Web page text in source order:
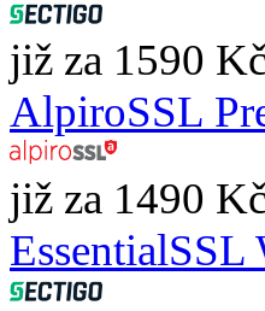
již za 1590
AlpiroSSL
již za 1490
EssentialSSL